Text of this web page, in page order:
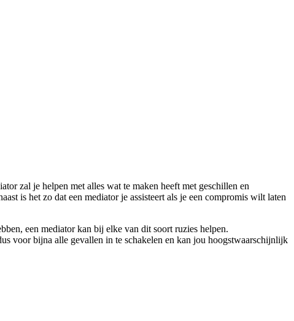
zal je helpen met alles wat te maken heeft met geschillen en
is het zo dat een mediator je assisteert als je een compromis wilt laten
een mediator kan bij elke van dit soort ruzies helpen.
voor bijna alle gevallen in te schakelen en kan jou hoogstwaarschijnlijk